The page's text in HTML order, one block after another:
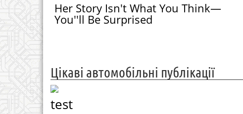
Her Story Isn't What You Think—
You''ll Be Surprised
Цікаві автомобільні публікації
test